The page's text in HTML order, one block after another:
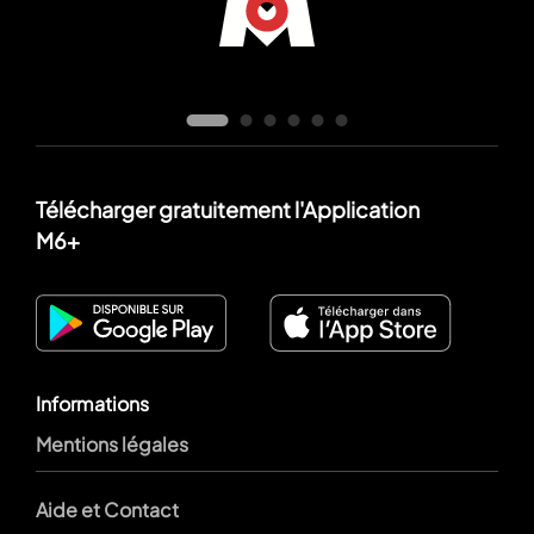
Télécharger gratuitement l'Application
M6+
Informations
Mentions légales
Aide et Contact